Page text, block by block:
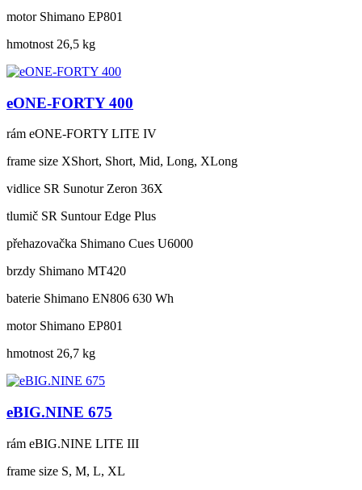
motor Shimano EP801
hmotnost 26,5 kg
eONE-FORTY 400
rám eONE-FORTY LITE IV
frame size XShort, Short, Mid, Long, XLong
vidlice SR Sunotur Zeron 36X
tlumič SR Suntour Edge Plus
přehazovačka Shimano Cues U6000
brzdy Shimano MT420
baterie Shimano EN806 630 Wh
motor Shimano EP801
hmotnost 26,7 kg
eBIG.NINE 675
rám eBIG.NINE LITE III
frame size S, M, L, XL